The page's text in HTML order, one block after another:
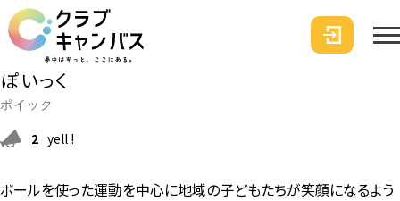
ぽいっく
ポイック
2 yell !
ボールを使った運動を中心に地域の子どもたちが笑顔になるよう